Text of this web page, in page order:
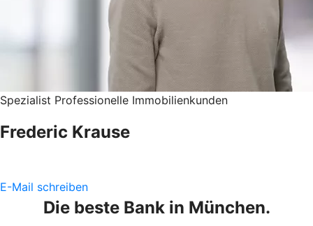
Spezialist Professionelle Immobilienkunden
Frederic Krause
E-Mail schreiben
Die beste Bank in München.